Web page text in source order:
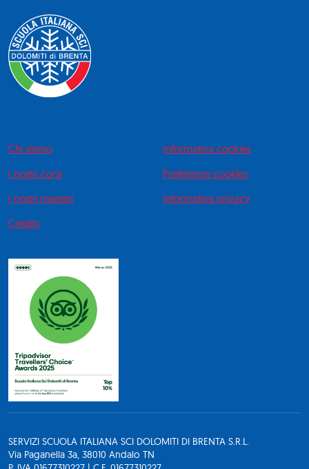
Chi siamo
I nostri corsi
I nostri maestri
Credits
Informativa cookies
Preferenze cookies
Informativa privacy
SERVIZI SCUOLA ITALIANA SCI DOLOMITI DI BRENTA S.R.L.
Via Paganella 3a, 38010 Andalo TN